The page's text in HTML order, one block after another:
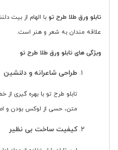
تابلو ورق طلا طرح تو با الهام از بیت
علاقه مندان به شعر و هنر است.
ویژگی های تابلو ورق طلا طرح تو
طراحی شاعرانه و دلنشین
تابلو طرح تو با بهره گیری
متن، حسی از لوکس بودن و
کیفیت ساخت بی نظیر